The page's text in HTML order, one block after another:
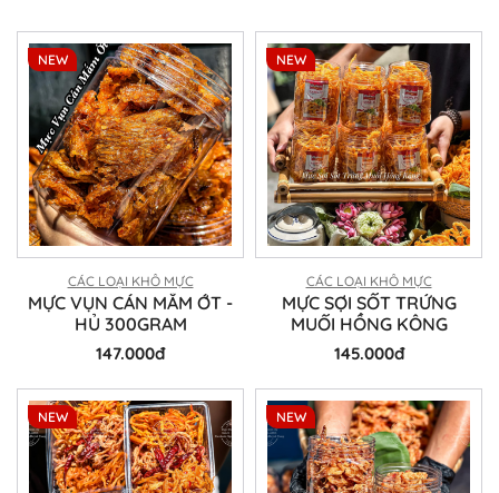
CÁC LOẠI KHÔ MỰC
MỰC VỤN CÁN MẮM ỚT -
HỦ 300GRAM
147.000đ
NEW
CÁC LOẠI KHÔ MỰC
MỰC SỢI SỐT TRỨNG
MUỐI HỒNG KÔNG
145.000đ
NEW
NEW NEW